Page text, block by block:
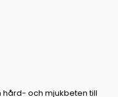
hård- och mjukbeten till